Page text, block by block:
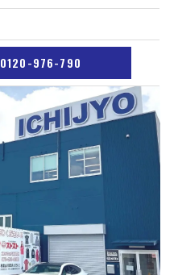
0120-976-790